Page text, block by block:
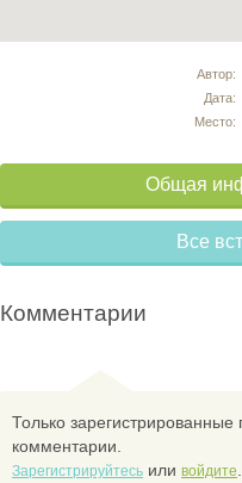
Автор:
Дата:
Место:
Общая
Все
Комментарии
Только зарегистрированные
комментарии.
Зарегистрируйтесь или войдите